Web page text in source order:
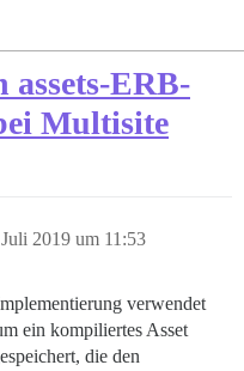
ERB-
Multisite
2019 um 11:53
verwendet
ein kompiliertes Asset
die den